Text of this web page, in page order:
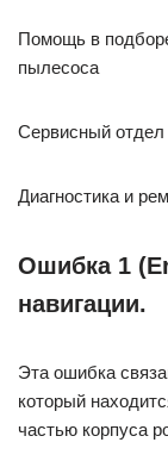
Помощь в
пылесоса
Сервисный отдел
Диагностика и
Ошибка 1
навигации.
Эта ошибка
который
частью корпуса